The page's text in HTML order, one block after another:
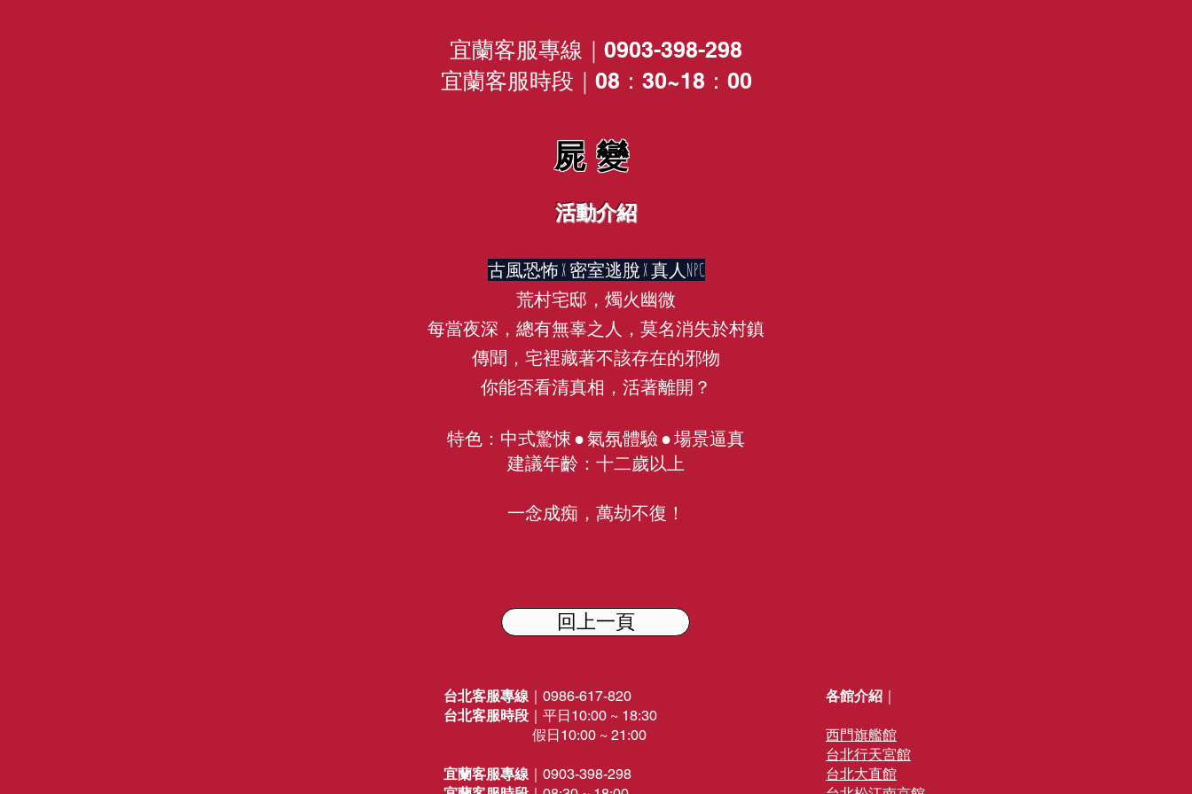
宜蘭客服專線｜0903-398-298
宜蘭客服時段｜08：30~18：00
​屍變
活動介紹
古風恐怖 X 密室逃脫 X 真人NPC
荒村宅邸，燭火幽微
每當夜深，總有無辜之人，莫名消失於村鎮
傳聞，宅裡藏著不該存在的邪物
你能否看清真相，活著離開？
特色：中式驚悚 ● 氣氛體驗 ● 場景逼真
建議年齡：十二歲以上
一念成痴，萬劫不復！
回上一頁
台北客服專線 ｜0986-617-820
台北客服時段 ｜平日10:00 ~ 18:30
假日10:00 ~ 21:00
宜蘭客服專線 ｜0903-398-298
各館介紹 ｜
西門旗艦館
台北行天宮館
台北大直館